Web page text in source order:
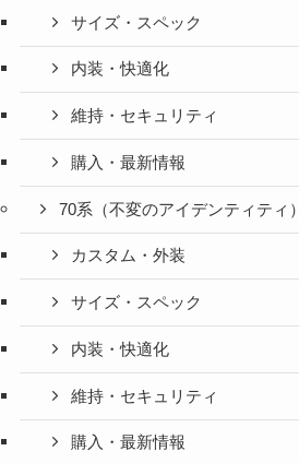
サイズ・スペック
内装・快適化
維持・セキュリティ
購入・最新情報
70系（不変のアイデンティティ）
カスタム・外装
サイズ・スペック
内装・快適化
維持・セキュリティ
購入・最新情報